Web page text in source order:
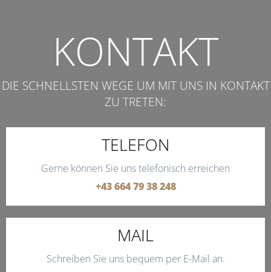
KONTAKT
DIE SCHNELLSTEN WEGE UM MIT UNS IN KONTAKT
ZU TRETEN:
TELEFON
Gerne können Sie uns telefonisch erreichen
+43 664 79 38 248
MAIL
Schreiben Sie uns bequem per E-Mail an.